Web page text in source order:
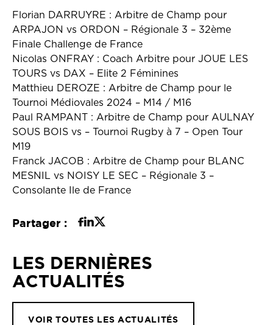
Florian DARRUYRE : Arbitre de Champ pour
ARPAJON vs ORDON – Régionale 3 – 32ème
Finale Challenge de France
Nicolas ONFRAY : Coach Arbitre pour JOUE LES
TOURS vs DAX – Elite 2 Féminines
Matthieu DEROZE : Arbitre de Champ pour le
Tournoi Médiovales 2024 – M14 / M16
Paul RAMPANT : Arbitre de Champ pour AULNAY
SOUS BOIS vs – Tournoi Rugby à 7 – Open Tour
M19
Franck JACOB : Arbitre de Champ pour BLANC
MESNIL vs NOISY LE SEC – Régionale 3 –
Consolante Ile de France
Partager :
LES DERNIÈRES
ACTUALITÉS
VOIR TOUTES LES ACTUALITÉS